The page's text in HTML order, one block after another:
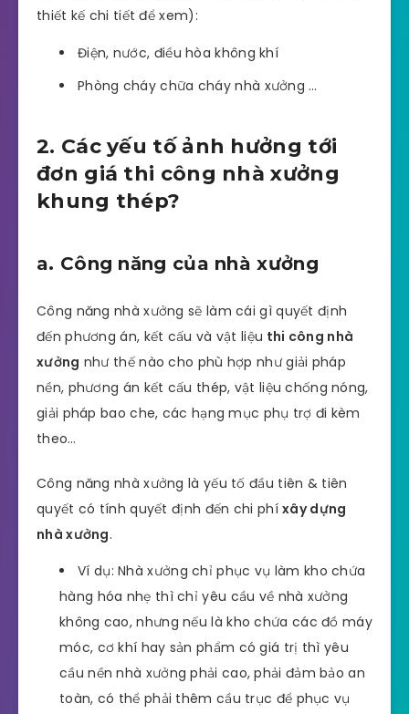
thiết kế chi tiết để xem):
Điện, nước, điều hòa không khí
Phòng cháy chữa cháy nhà xưởng …
2. Các yếu tố ảnh hưởng tới
đơn giá thi công nhà xưởng
khung thép?
a. Công năng của nhà xưởng
Công năng nhà xưởng sẽ làm cái gì quyết định
đến phương án, kết cấu và vật liệu thi công nhà
xưởng như thế nào cho phù hợp như giải pháp
nền, phương án kết cấu thép, vật liệu chống nóng,
giải pháp bao che, các hạng mục phụ trợ đi kèm
theo…
Công năng nhà xưởng là yếu tố đầu tiên & tiên
quyết có tính quyết định đến chi phíxây dựng
nhà xưởng.
Ví dụ: Nhà xưởng chỉ phục vụ làm kho chứa
hàng hóa nhẹ thì chỉ yêu cầu về nhà xưởng
không cao, nhưng nếu là kho chứa các đồ máy
móc, cơ khí hay sản phẩm có giá trị thì yêu
cầu nền nhà xưởng phải cao, phải đảm bảo an
toàn, có thể phải thêm cầu trục để phục vụ